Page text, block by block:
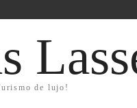
de lujo!